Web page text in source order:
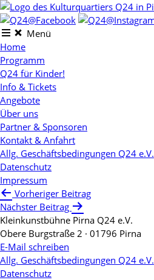
Skip
to
contentMenü
Home
Programm
Q24 für Kinder!
Info & Tickets
Angebote
Über uns
Partner & Sponsoren
Kontakt & Anfahrt
Allg. Geschäftsbedingungen Q24 e.V.
Datenschutz
Impressum
Beitragsnavigation
Vorheriger Beitrag
Nächster Beitrag
Kleinkunstbühne Pirna Q24 e.V.
Obere Burgstraße 2 · 01796 Pirna
E-Mail schreiben
Allg. Geschäftsbedingungen Q24 e.V.
Datenschutz